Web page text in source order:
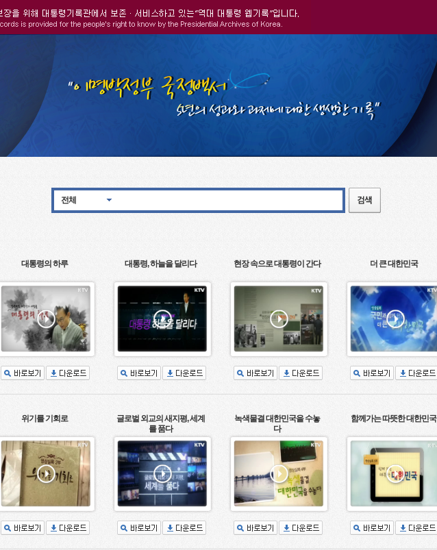
전체
대통령의 하루 대통령, 하늘을 달리다 현장 속으로 대통령이 간다 더 큰 대한민국
위기를 기회로
글로벌 외교의 새지평, 세계
를 품다
녹색물결 대한민국을 수놓
다
함께가는 따뜻한 대한민국